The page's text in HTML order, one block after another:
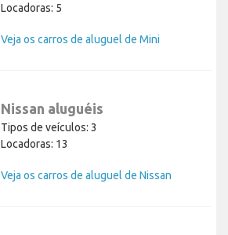
Locadoras: 5
Veja os carros de aluguel de Mini
Nissan aluguéis
Tipos de veículos: 3
Locadoras: 13
Veja os carros de aluguel de Nissan